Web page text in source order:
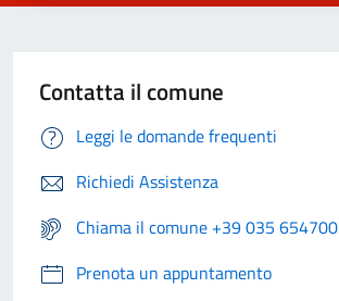
Contatta il comune
Leggi le domande frequenti
Richiedi Assistenza
Chiama il comune +39 035 654700
Prenota un appuntamento